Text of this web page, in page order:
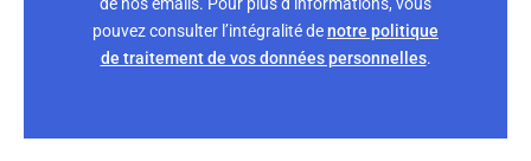
pouvez consulter l’intégralité denotre politique
de traitement de vos données personnelles.